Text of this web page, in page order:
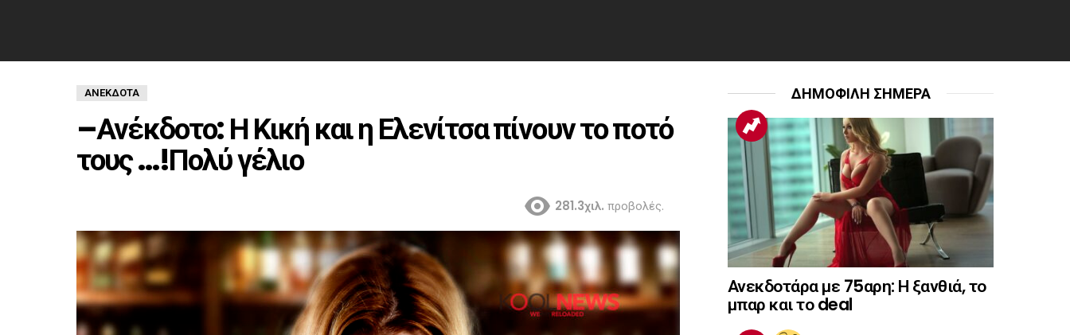
ΑΝΈΚΔΟΤΑ
–Ανέκδοτο: Η Κική και η Ελενίτσα πίνουν το ποτό
τους …!Πολύ γέλιο
281.3χιλ. προβολές.
ΔΗΜΟΦΙΛΗ ΣΗΜΕΡΑ
Ανεκδοτάρα με 75αρη: Η ξανθιά, το
μπαρ και το deal